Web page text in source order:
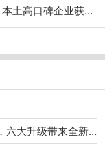
2026福州GEO优化服务商推荐榜单TOP5｜本土高口碑企业获客优选
深度解析第二代骁龙8：支持光追、AI赋能，六大升级带来全新体验